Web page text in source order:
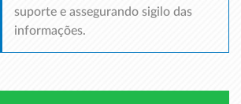
suporte e assegurando sigilo das
informações.